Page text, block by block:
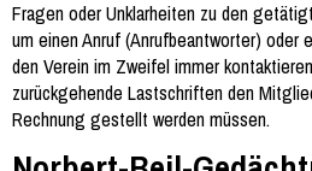
Fragen oder Unklarheiten zu den
um einen Anruf (Anrufbeantworter) oder
den Verein im Zweifel immer
zurückgehende Lastschriften den
Rechnung gestellt werden müssen.